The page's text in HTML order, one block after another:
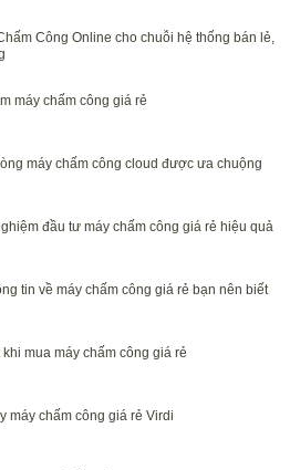
Công Online cho chuỗi hệ thống bán lẻ,
máy chấm công giá rẻ
máy chấm công cloud được ưa chuộng
đầu tư máy chấm công giá rẻ hiệu quả
tin về máy chấm công giá rẻ bạn nên biết
mua máy chấm công giá rẻ
máy chấm công giá rẻ Virdi